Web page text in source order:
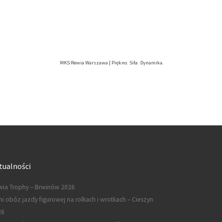
MKS Rewia Warszawa | Piękno. Siła. Dynamika.
Trophy – Brwinów 2026
obóz jazdy figurowej na rolkach i wrotkach – Cieszyn